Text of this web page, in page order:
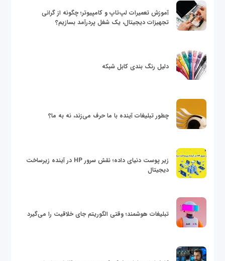
آموزش تعمیرات لپ‌تاپ و کامپیوتر؛ چگونه از گرانی
تجهیزات دیجیتال، یک شغل پردرآمد بسازیم؟
دلیل رنگ بندی کابل شبکه
چطور تبلیغات آینده با ما حرف می‌زند، نه به ما؟
زیر پوست دنیای داده؛ نقش سرور HP در آینده زیرساخت
دیجیتال
تبلیغات هوشمند؛ وقتی الگوریتم جای خلاقیت را می‌گیرد